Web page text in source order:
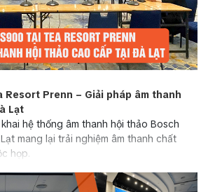
Resort Prenn – Giải pháp âm thanh
Lạt
hệ thống âm thanh hội thảo Bosch
mang lại trải nghiệm âm thanh chất
họp.